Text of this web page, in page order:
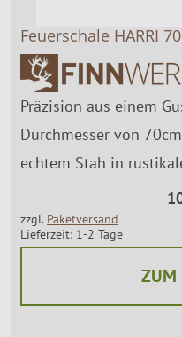
Feuerschale HARRI
Präzision aus einem
Durchmesser von
echtem Stah in
zzgl. Paketversand
Lieferzeit: 1-2 Tage
ZUM